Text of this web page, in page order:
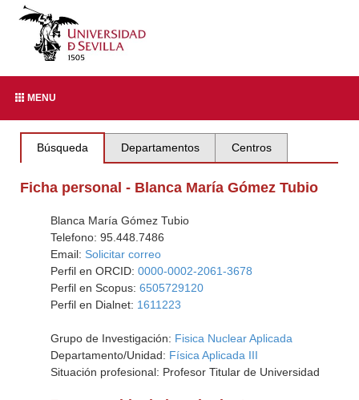
MENU
Búsqueda Departamentos Centros
Ficha personal - Blanca María Gómez Tubio
Blanca María Gómez Tubio
Telefono: 95.448.7486
Email: Solicitar correo
Perfil en ORCID: 0000-0002-2061-3678
Perfil en Scopus: 6505729120
Perfil en Dialnet: 1611223
Grupo de Investigación: Fisica Nuclear Aplicada
Departamento/Unidad: Física Aplicada III
Situación profesional: Profesor Titular de Universidad